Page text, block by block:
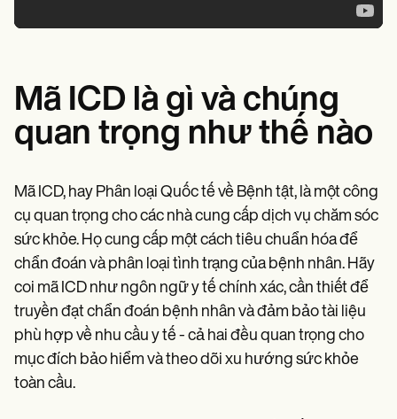
Mã ICD là gì và chúng
quan trọng như thế nào
Mã ICD, hay Phân loại Quốc tế về Bệnh tật, là một công
cụ quan trọng cho các nhà cung cấp dịch vụ chăm sóc
sức khỏe. Họ cung cấp một cách tiêu chuẩn hóa để
chẩn đoán và phân loại tình trạng của bệnh nhân. Hãy
coi mã ICD như ngôn ngữ y tế chính xác, cần thiết để
truyền đạt chẩn đoán bệnh nhân và đảm bảo tài liệu
phù hợp về nhu cầu y tế - cả hai đều quan trọng cho
mục đích bảo hiểm và theo dõi xu hướng sức khỏe
toàn cầu.